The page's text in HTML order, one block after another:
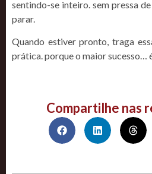
sentindo-se inteiro. sem pressa
parar.
Quando estiver pronto, traga
prática. porque o maior sucesso…
Compartilhe nas